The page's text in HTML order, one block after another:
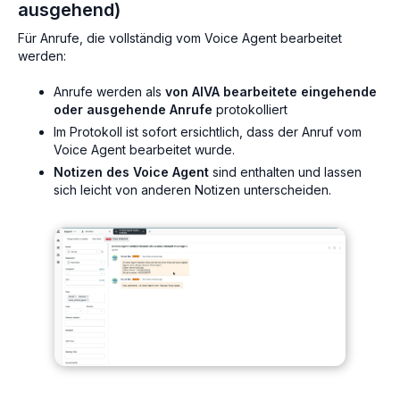
ausgehend)
Für Anrufe, die vollständig vom Voice Agent bearbeitet
werden:
Anrufe werden als von AIVA bearbeitete eingehende
oder ausgehende Anrufe protokolliert
Im Protokoll ist sofort ersichtlich, dass der Anruf vom
Voice Agent bearbeitet wurde.
Notizen des Voice Agent sind enthalten und lassen
sich leicht von anderen Notizen unterscheiden.